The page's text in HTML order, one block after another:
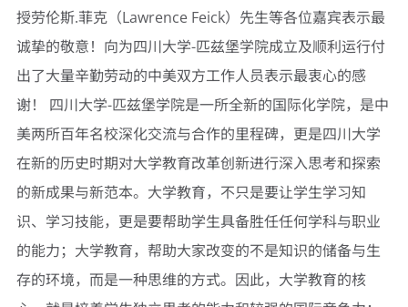
授劳伦斯.菲克（Lawrence Feick）先生等各位嘉宾表示最
诚挚的敬意！向为四川大学-匹兹堡学院成立及顺利运行付
出了大量辛勤劳动的中美双方工作人员表示最衷心的感
谢！ 四川大学-匹兹堡学院是一所全新的国际化学院，是中
美两所百年名校深化交流与合作的里程碑，更是四川大学
在新的历史时期对大学教育改革创新进行深入思考和探索
的新成果与新范本。大学教育，不只是要让学生学习知
识、学习技能，更是要帮助学生具备胜任任何学科与职业
的能力；大学教育，帮助大家改变的不是知识的储备与生
存的环境，而是一种思维的方式。因此，大学教育的核